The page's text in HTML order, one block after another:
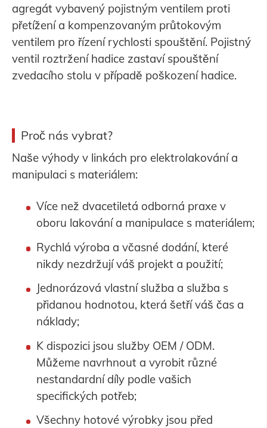
agregát vybavený pojistným ventilem proti
přetížení a kompenzovaným průtokovým
ventilem pro řízení rychlosti spouštění. Pojistný
ventil roztržení hadice zastaví spouštění
zvedacího stolu v případě poškození hadice.
Proč nás vybrat?
Naše výhody v linkách pro elektrolakování a
manipulaci s materiálem:
Více než dvacetiletá odborná praxe v
oboru lakování a manipulace s materiálem;
Rychlá výroba a včasné dodání, které
nikdy nezdržují váš projekt a použití;
Jednorázová vlastní služba a služba s
přidanou hodnotou, která šetří váš čas a
náklady;
K dispozici jsou služby OEM / ODM.
Můžeme navrhnout a vyrobit různé
nestandardní díly podle vašich
specifických potřeb;
Všechny hotové výrobky jsou před